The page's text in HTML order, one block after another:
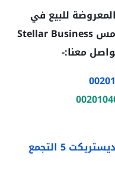
للبيع في
مول ستيلار بيزنس التجمع الخامس Stellar Business
معنا:-
مول ديستريكت 5 التجمع